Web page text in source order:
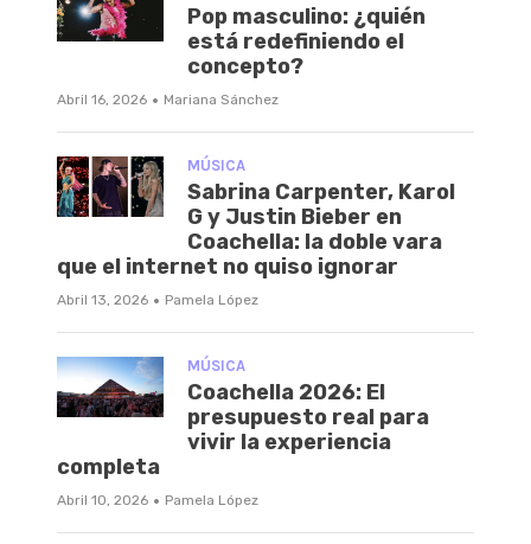
Pop masculino: ¿quién
está redefiniendo el
concepto?
Abril 16, 2026 · Mariana Sánchez
MÚSICA
Sabrina Carpenter, Karol
G y Justin Bieber en
Coachella: la doble vara
que el internet no quiso ignorar
Abril 13, 2026 · Pamela López
MÚSICA
Coachella 2026: El
presupuesto real para
vivir la experiencia
completa
Abril 10, 2026 · Pamela López